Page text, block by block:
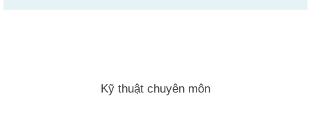
Kỹ thuật chuyên môn